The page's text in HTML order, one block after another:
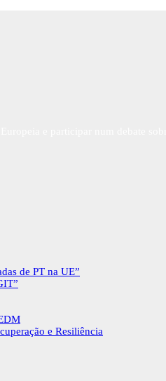
de PT na UE”
e Resiliência